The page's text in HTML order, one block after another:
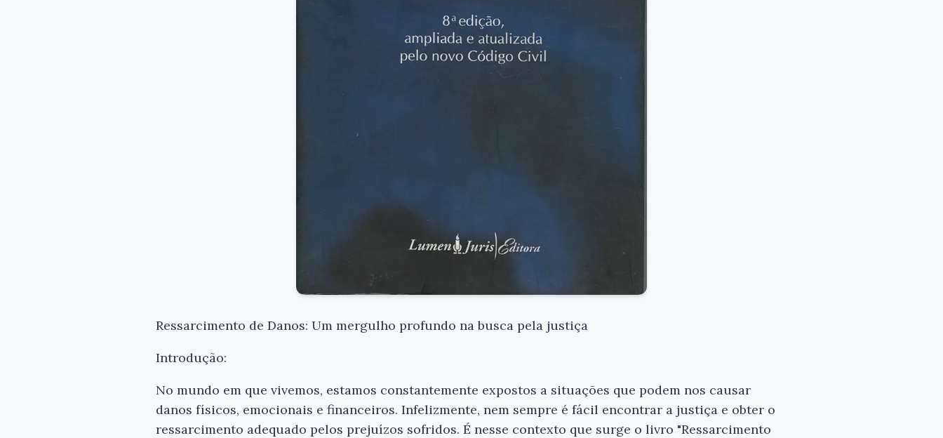
Ressarcimento de Danos: Um mergulho profundo na busca pela justiça
Introdução:
No mundo em que vivemos, estamos constantemente expostos a situações que podem nos causar
danos físicos, emocionais e financeiros. Infelizmente, nem sempre é fácil encontrar a justiça e obter o
ressarcimento adequado pelos prejuízos sofridos. É nesse contexto que surge o livro "Ressarcimento